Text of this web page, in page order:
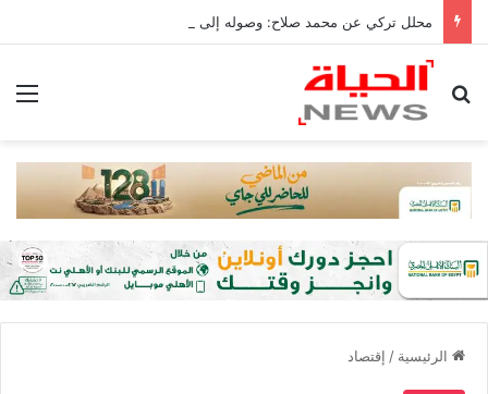
بحث عن
الرئيسية / إقتصاد